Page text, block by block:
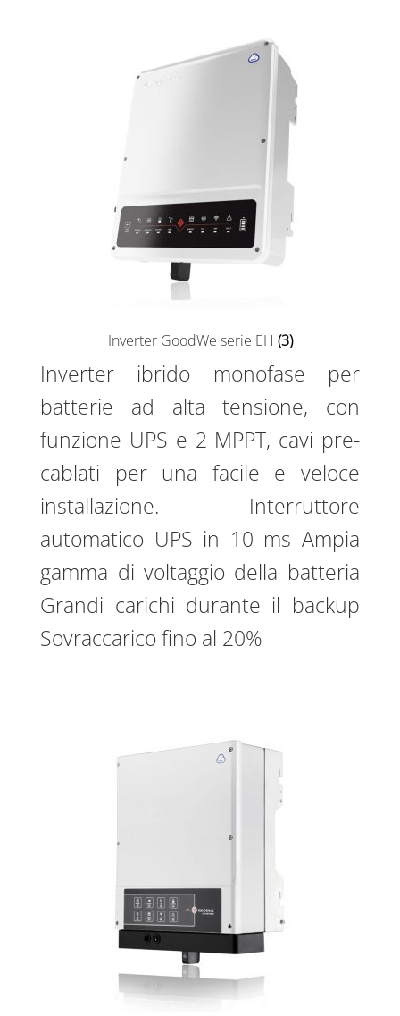
Inverter GoodWe serie EH (3)
Inverter ibrido monofase per
batterie ad alta tensione, con
funzione UPS e 2 MPPT, cavi pre-
cablati per una facile e veloce
installazione. Interruttore
automatico UPS in 10 ms Ampia
gamma di voltaggio della batteria
Grandi carichi durante il backup
Sovraccarico fino al 20%